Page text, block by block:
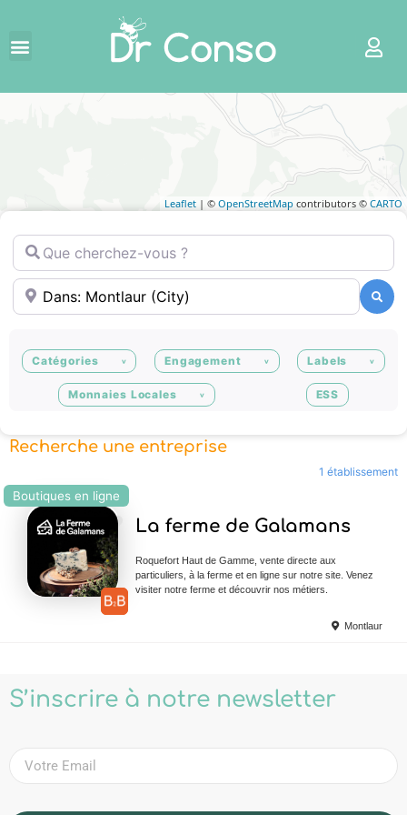
Leaflet | © OpenStreetMap contributors © CARTO
Que cherchez-vous ?
Où ?
Catégories Engagement Labels
Monnaies Locales ESS
Recherche une entreprise
1 établissement
Boutiques en ligne
La ferme de Galamans
Roquefort Haut de Gamme, vente directe aux
particuliers, à la ferme et en ligne sur notre site. Venez
visiter notre ferme et découvrir nos métiers.
Montlaur
S’inscrire à notre newsletter